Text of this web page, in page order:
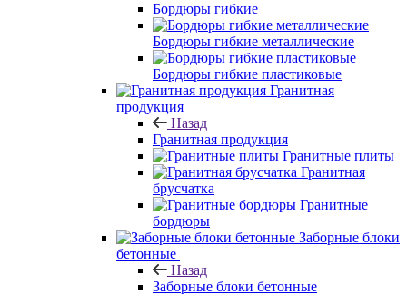
Бордюры гибкие
Бордюры гибкие металлические
Бордюры гибкие пластиковые
Гранитная
продукция
Назад
Гранитная продукция
Гранитные плиты
Гранитная
брусчатка
Гранитные
бордюры
Заборные блоки
бетонные
Назад
Заборные блоки бетонные